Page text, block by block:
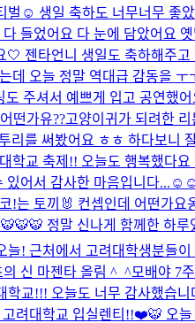
☺️ 생일 축하도 너무너무 좋
들었어요 다 눈에 담았어요
젠타언니 생일도 축하해주
오늘 정말 역대급 감동을
주셔서 예쁘게 입고 공연했
가유??고양이귀가 되려한
리를 써봤어요 ㅎㅎ 하다보니
학교 축제!! 오늘도 행복했다
있어서 감사한 마음입니다
!는 토끼🐰 컨셉인데 어떤가요
정말 신나게 함께한 하
늘! 근처에서 고려대학생분들
신 마젠타 올림 ^_^모배야 7
교!!! 오늘도 너무 감사했습
려대학교 입실렌티!!❤️🐯 오